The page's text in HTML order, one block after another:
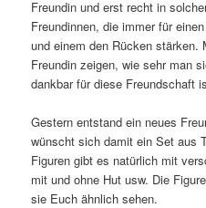
Freundin und erst recht in
Freundinnen, die immer für
und einem den Rücken stärken.
Freundin zeigen, wie sehr man
dankbar für diese Freundschaft
Gestern entstand ein neues
wünscht sich damit ein Set aus
Figuren gibt es natürlich mit
mit und ohne Hut usw. Die
sie Euch ähnlich sehen.